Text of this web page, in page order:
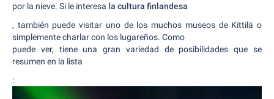
por la nieve. Si le interesa la cultura finlandesa
, también puede visitar uno de los muchos museos de Kittilä o
simplemente charlar con los lugareños. Como
puede ver, tiene una gran variedad de posibilidades que se
resumen en la lista
: